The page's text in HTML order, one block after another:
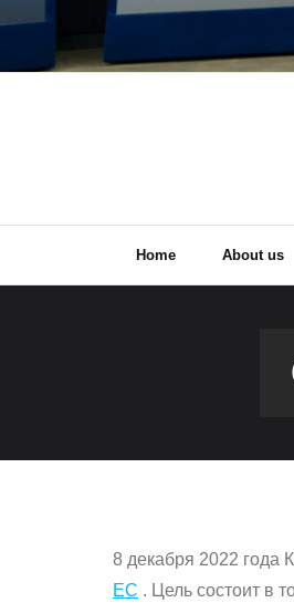
Home About us
8 декабря 2022 года
ЕС . Цель состоит в